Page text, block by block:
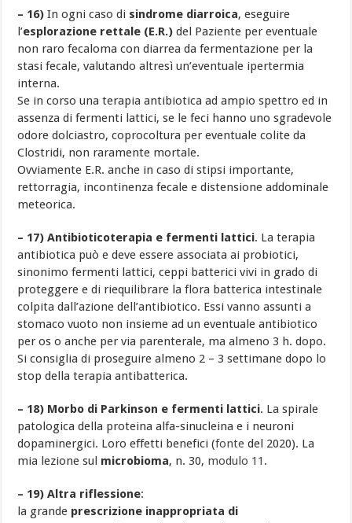
– 16) In ogni caso di sindrome diarroica, eseguire
l’esplorazione rettale (E.R.)del Paziente per eventuale
non raro fecaloma con diarrea da fermentazione per la
stasi fecale, valutando altresì un’eventuale ipertermia
interna.
Se in corso una terapia antibiotica ad ampio spettro ed in
assenza di fermenti lattici, se le feci hanno uno sgradevole
odore dolciastro, coprocoltura per eventuale colite da
Clostridi, non raramente mortale.
Ovviamente E.R. anche in caso di stipsi importante,
rettorragia, incontinenza fecale e distensione addominale
meteorica.
– 17) Antibioticoterapia e fermenti lattici. La terapia
antibiotica può e deve essere associata ai probiotici,
sinonimo fermenti lattici, ceppi batterici vivi in grado di
proteggere e di riequilibrare la flora batterica intestinale
colpita dall’azione dell’antibiotico. Essi vanno assunti a
stomaco vuoto non insieme ad un eventuale antibiotico
per os o anche per via parenterale, ma almeno 3 h. dopo.
Si consiglia di proseguire almeno 2 – 3 settimane dopo lo
stop della terapia antibatterica.
– 18) Morbo di Parkinson e fermenti lattici. La spirale
patologica della proteina alfa-sinucleina e i neuroni
dopaminergici. Loro effetti benefici (fonte del 2020). La
mia lezione sul microbioma, n. 30, modulo 11 .
– 19) Altra riflessione:
la grande prescrizione inappropriata di